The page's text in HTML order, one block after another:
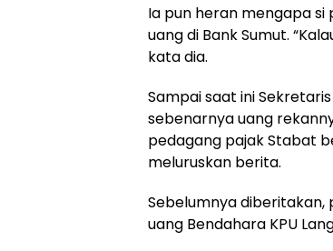
Ia pun heran mengapa
uang di Bank Sumut.
kata dia.
Sampai saat ini
sebenarnya uang
pedagang pajak Stabat
meluruskan berita.
Sebelumnya
uang Bendahara KPU